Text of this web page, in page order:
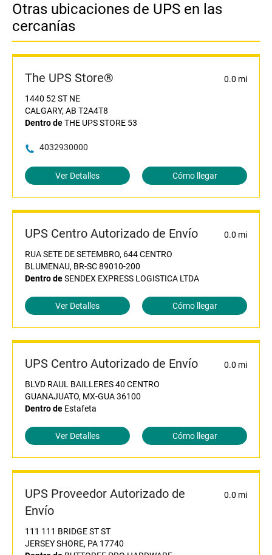
Otras ubicaciones de UPS en las
cercanías
The UPS Store®
0.0 mi
1440 52 ST NE
CALGARY, AB T2A4T8
Dentro deTHE UPS STORE 53
4032930000
Ver Detalles Cómo llegar
UPS Centro Autorizado de Envío
0.0 mi
RUA SETE DE SETEMBRO, 644 CENTRO
BLUMENAU, BR-SC 89010-200
Dentro deSENDEX EXPRESS LOGISTICA LTDA
Ver Detalles Cómo llegar
UPS Centro Autorizado de Envío
0.0 mi
BLVD RAUL BAILLERES 40 CENTRO
GUANAJUATO, MX-GUA 36100
Dentro de Estafeta
Ver Detalles Cómo llegar
UPS Proveedor Autorizado de
Envío
0.0 mi
111 111 BRIDGE ST ST
JERSEY SHORE, PA 17740